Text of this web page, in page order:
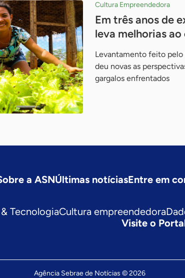
Cultura Empreendedora
Em três anos de
leva melhorias ao
Levantamento feito pelo
deu novas as
gargalos enfrentados
a ASNÚltimas notíciasEntre em
TecnologiaCultura empreendedora
Visite o
Agência Sebrae de Notícias © 2026